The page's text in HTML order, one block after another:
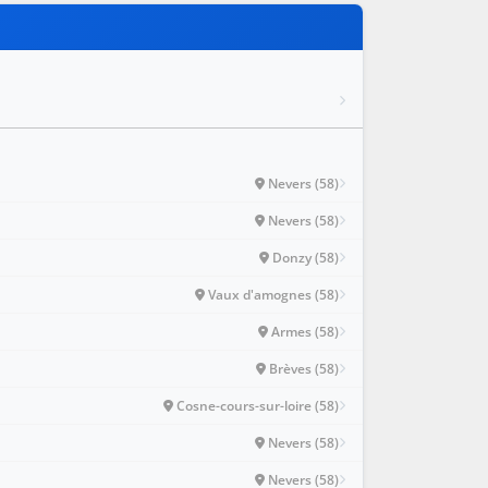
Nevers (58)
Nevers (58)
Donzy (58)
Vaux d'amognes (58)
Armes (58)
Brèves (58)
Cosne-cours-sur-loire (58)
Nevers (58)
Nevers (58)